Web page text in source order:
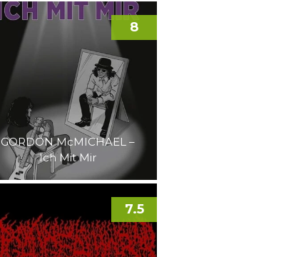
GORDON McMICHAEL –
Ich Mit Mir
8
7.5